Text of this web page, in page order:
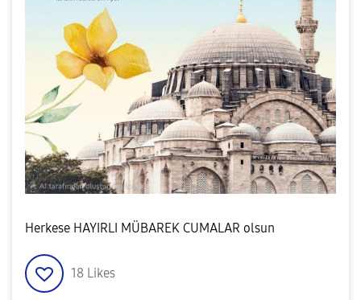
Herkese HAYIRLI MÜBAREK CUMALAR olsun
18 Likes